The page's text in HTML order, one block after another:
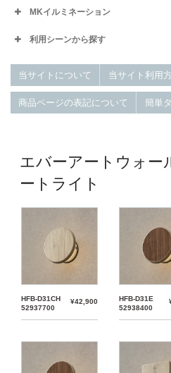
MKイルミネーション
利用シーンから探す
当サイトについて 当サイト利用
商品ページの表記について 簡単
エバーアートウォー
ートライト
HFB-D31CH
52937700
¥42,900
HFB-D31E
52938400